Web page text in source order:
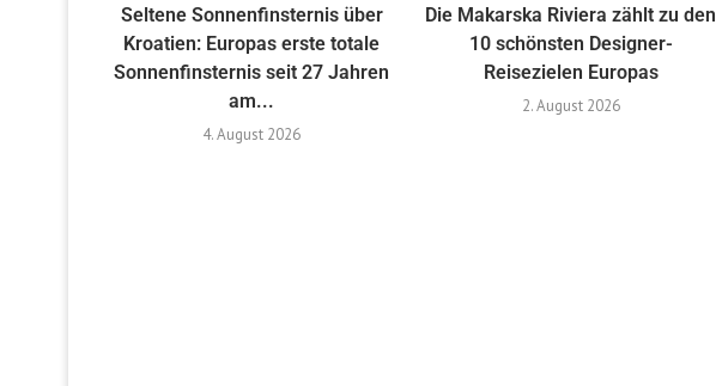
Seltene Sonnenfinsternis über
Kroatien: Europas erste totale
Sonnenfinsternis seit 27 Jahren
am...
4. August 2026
Die Makarska Riviera zählt zu den
10 schönsten Designer-
Reisezielen Europas
2. August 2026